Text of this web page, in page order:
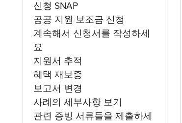
신청 SNAP
공공 지원 보조금 신청
계속해서 신청서를 작성하세
요
지원서 추적
혜택 재보증
보고서 변경
사례의 세부사항 보기
관련 증빙 서류들을 제출하세